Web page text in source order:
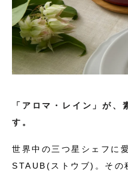
「アロマ・レイン」が、
す。
世界中の三つ星シェフに
STAUB(ストウブ)。その